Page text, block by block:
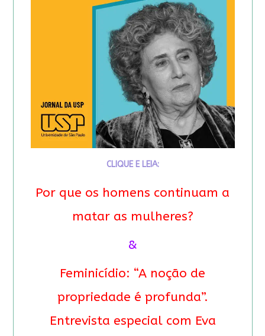
CLIQUE E LEIA:
Por que os homens continuam a
matar as mulheres?
&
Feminicídio: “A noção de
propriedade é profunda”.
Entrevista especial com Eva